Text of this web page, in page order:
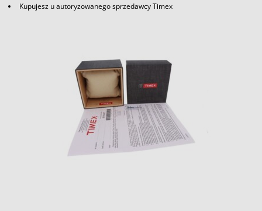
Kupujesz u autoryzowanego sprzedawcy Timex